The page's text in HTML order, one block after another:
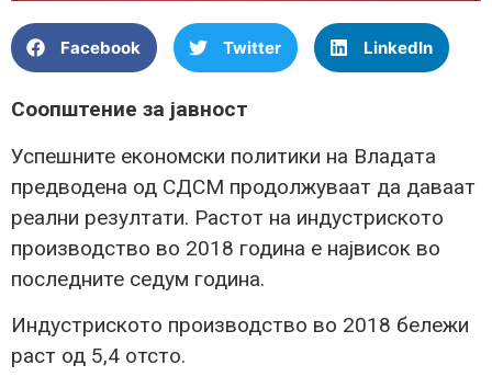
Facebook Twitter LinkedIn
Соопштение за јавност
Успешните економски политики на Владата
предводена од СДСМ продолжуваат да даваат
реални резултати. Растот на индустриското
производство во 2018 година е највисок во
последните седум година.
Индустриското производство во 2018 бележи
раст од 5,4 отсто.